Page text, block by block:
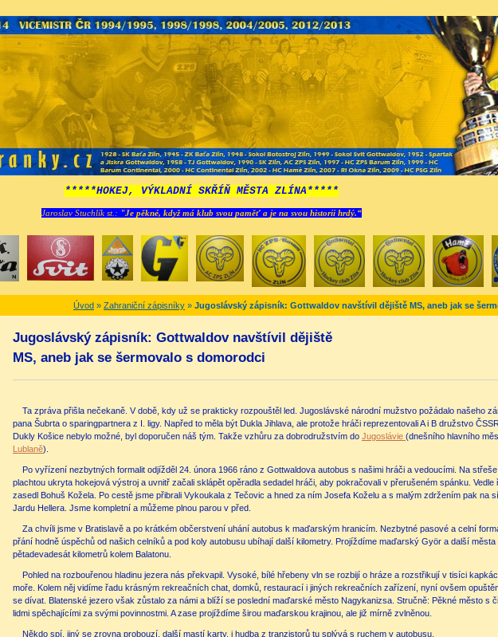
*****HOKEJ, VÝKLADNÍ SKŘÍŇ MĚSTA ZLÍNA*****
Jaroslav Stuchlík st.: "Je pěkné, když má klub svou paměť a je na svou historii hrdý.“
Úvod » Zahraniční zápisníky » Jugoslávský zápisník: Gottwaldov navštívil dějiště MS, aneb jak se
Jugoslávský zápisník: Gottwaldov navštívil dějiště
MS, aneb jak se šermovalo s domorodci
Ta zpráva přišla nečekaně. V době, kdy už se prakticky rozpouštěl led. Jugoslávské národní mužstvo požádalo našeho
pana Šubrta o sparingpartnera z I. ligy. Napřed to měla být Dukla Jihlava, ale protože hráči reprezentovali A i B družstvo
Dukly Košice nebylo možné, byl doporučen náš tým. Takže vzhůru za dobrodružstvím do Jugoslávie (dnešního hlavního
Lublaně).
Po vyřízení nezbytných formalit odjížděl 24. února 1966 ráno z Gottwaldova autobus s našimi hráči a vedoucími. Na
plachtou ukryta hokejová výstroj a uvnitř začali sklápět opěradla sedadel hráči, aby pokračovali v přerušeném spánku. Vedle
zasedl Bohuš Kožela. Po cestě jsme přibrali Vykoukala z Tečovic a hned za ním Josefa Koželu a s malým zdržením pak na
Jardu Hellera. Jsme kompletní a můžeme plnou parou v před.
Za chvíli jsme v Bratislavě a po krátkém občerstvení uhání autobus k maďarským hranicím. Nezbytné pasové a celní
přání hodně úspěchů od našich celníků a pod koly autobusu ubíhají další kilometry. Projíždíme maďarský Györ a další města
pětadevadesát kilometrů kolem Balatonu.
Pohled na rozbouřenou hladinu jezera nás překvapil. Vysoké, bílé hřebeny vln se rozbijí o hráze a rozstřikují v tisíci
moře. Kolem něj vidíme řadu krásným rekreačních chat, domků, restaurací i jiných rekreačních zařízení, nyní ovšem
se dívat. Blatenské jezero však zůstalo za námi a blíží se poslední maďarské město Nagykanizsa. Stručně: Pěkné město s
lidmi spěchajícími za svými povinnostmi. A zase projíždíme širou maďarskou krajinou, ale již mírně zvlněnou.
Někdo spí, jiný se zrovna probouzí, další mastí karty, i hudba z tranzistorů tu splývá s ruchem v autobusu.